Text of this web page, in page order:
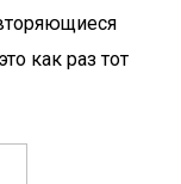
как раз тот